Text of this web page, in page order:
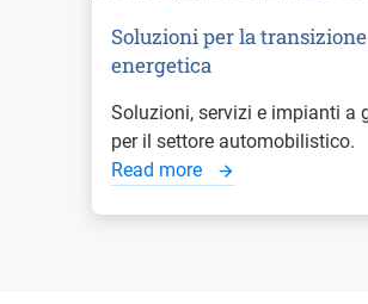
Soluzioni per la transizione
energetica
Soluzioni, servizi e impianti a
per il settore automobilistico.
Read more